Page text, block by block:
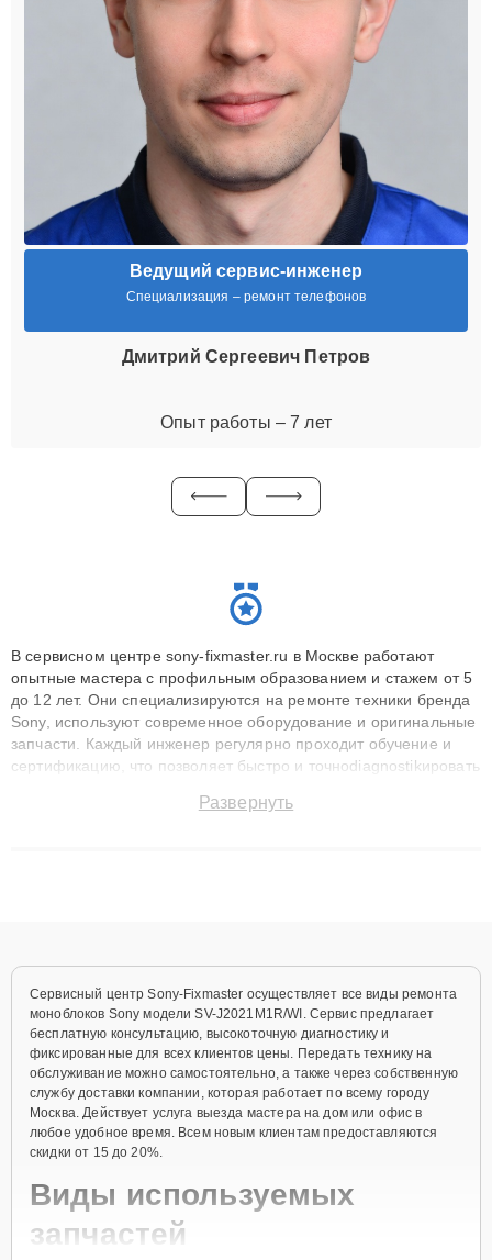
Ведущий сервис-инженер
Специализация – ремонт телефонов
Дмитрий Сергеевич Петров
Опыт работы – 7 лет
В сервисном центре sony-fixmaster.ru в Москве работают
опытные мастера с профильным образованием и стажем от 5
до 12 лет. Они специализируются на ремонте техники бренда
Sony, используют современное оборудование и оригинальные
запчасти. Каждый инженер регулярно проходит обучение и
сертификацию, что позволяет быстро и точноdiagnostikировать
до 3 лет. Наши мастера решают сложные случаи: от замены
Развернуть
Сервисный центр Sony-Fixmaster осуществляет все виды ремонта
моноблоков Sony модели SV-J2021M1R/WI. Сервис предлагает
бесплатную консультацию, высокоточную диагностику и
фиксированные для всех клиентов цены. Передать технику на
обслуживание можно самостоятельно, а также через собственную
службу доставки компании, которая работает по всему городу
Москва. Действует услуга выезда мастера на дом или офис в
любое удобное время. Всем новым клиентам предоставляются
скидки от 15 до 20%.
Виды используемых
запчастей